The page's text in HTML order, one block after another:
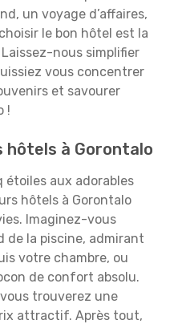
un voyage d’affaires,
le bon hôtel est la
nous simplifier
vous concentrer
et savourer
!
hôtels à Gorontalo
étoiles aux adorables
hôtels à Gorontalo
Imaginez-vous
de la piscine, admirant
votre chambre, ou
de confort absolu.
trouverez une
attractif. Après tout,